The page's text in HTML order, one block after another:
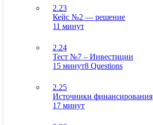
2.23
Кейс №2 — решение
11 минут
2.24
Тест №7 – Инвестиции
15 минут8 Questions
2.25
Источники финансирования
17 минут